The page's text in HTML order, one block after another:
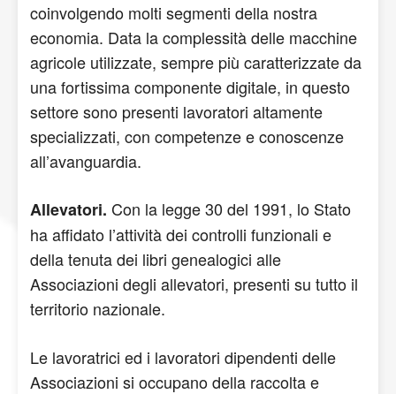
coinvolgendo molti segmenti della nostra
economia. Data la complessità delle macchine
agricole utilizzate, sempre più caratterizzate da
una fortissima componente digitale, in questo
settore sono presenti lavoratori altamente
specializzati, con competenze e conoscenze
all’avanguardia.
Allevatori. Con la legge 30 del 1991, lo Stato
ha affidato l’attività dei controlli funzionali e
della tenuta dei libri genealogici alle
Associazioni degli allevatori, presenti su tutto il
territorio nazionale.
Le lavoratrici ed i lavoratori dipendenti delle
Associazioni si occupano della raccolta e